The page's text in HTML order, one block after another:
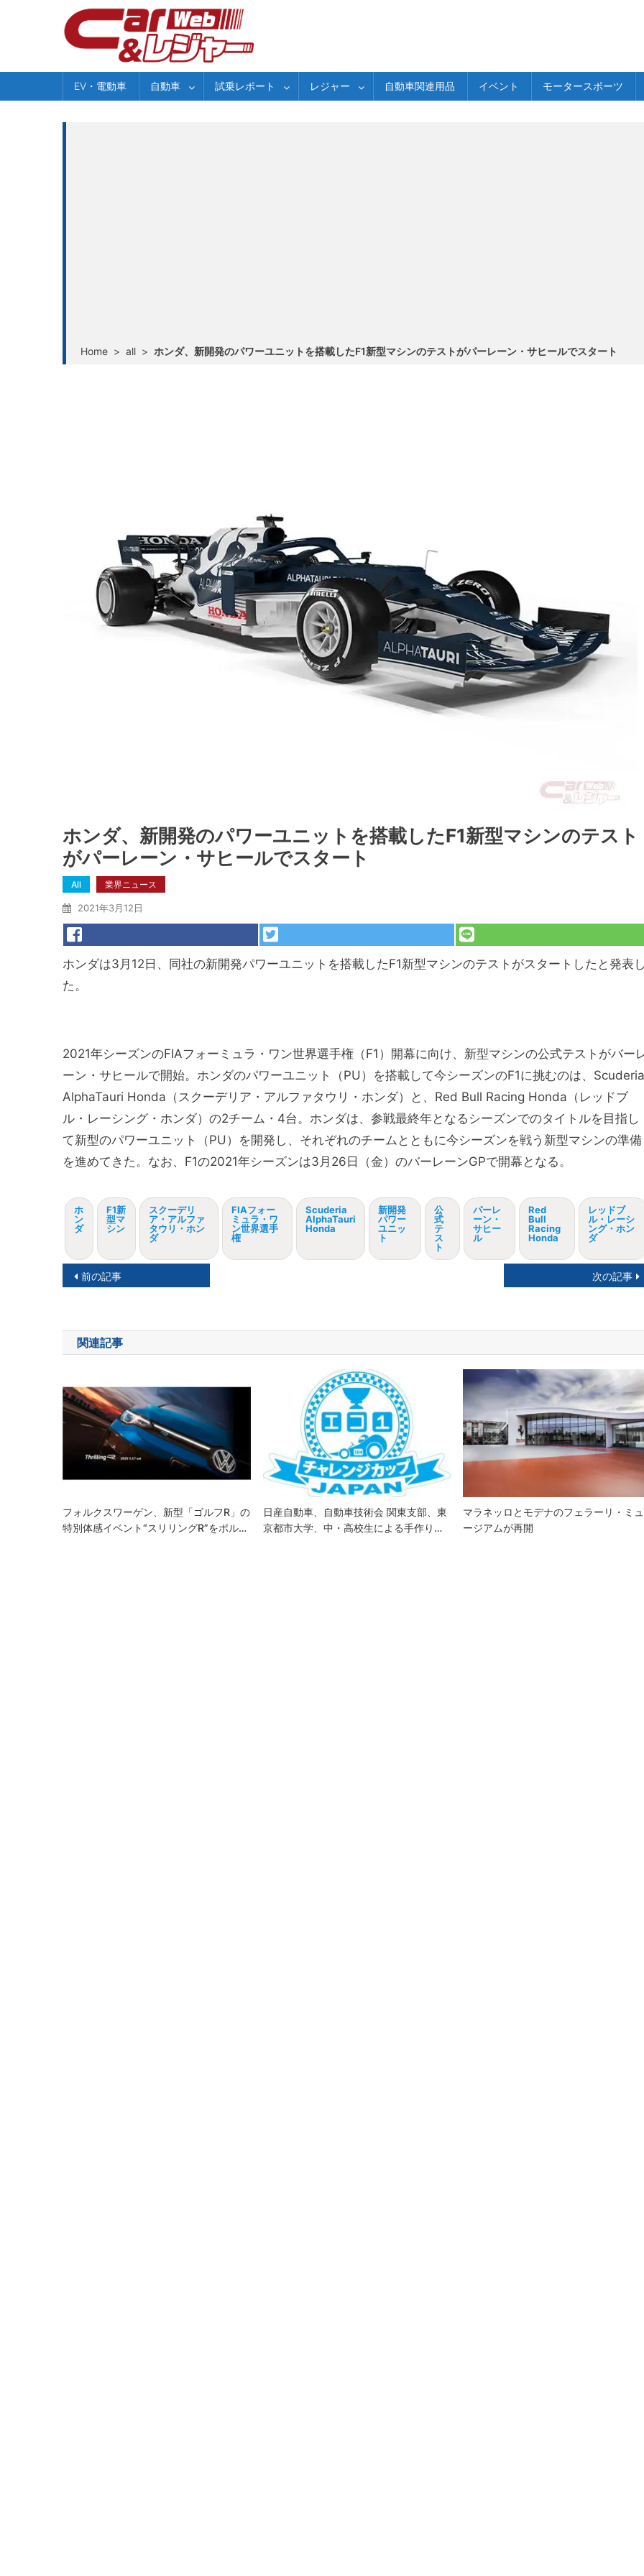
EV・電動車 自動車 試乗レポート レジャー 自動車関連用品 イベント モータースポーツ
Home > all > ホンダ、新開発のパワーユニットを搭載したF1新型マシンのテストがパーレーン・サヒールでスタート
ホンダ、新開発のパワーユニットを搭載したF1新型マシンのテスト
がパーレーン・サヒールでスタート
All 業界ニュース
2021年3月12日
ホンダは3月12日、同社の新開発パワーユニットを搭載したF1新型マシンのテストがスタートしたと発表
た。
2021年シーズンのFIAフォーミュラ・ワン世界選手権（F1）開幕に向け、新型マシンの公式テストがバー
ーン・サヒールで開始。ホンダのパワーユニット（PU）を搭載して今シーズンのF1に挑むのは、Scuderia
AlphaTauri Honda（スクーデリア・アルファタウリ・ホンダ）と、Red Bull Racing Honda（レッドブ
ル・レーシング・ホンダ）の2チーム・4台。ホンダは、参戦最終年となるシーズンでのタイトルを目指し
て新型のパワーユニット（PU）を開発し、それぞれのチームとともに今シーズンを戦う新型マシンの準備
を進めてきた。なお、F1の2021年シーズンは3月26日（金）のバーレーンGPで開幕となる。
ホ
ン
ダ
F1新
型マ
シン
スクーデリ
ア・アルファ
タウリ・ホン
ダ
FIAフォー
ミュラ・ワ
ン世界選手
権
Scuderia
AlphaTauri
Honda
新開発
パワー
ユニッ
ト
公
式
テ
ス
ト
パーレ
ーン・
サヒー
ル
Red
Bull
Racing
Honda
レッドブ
ル・レーシ
ング・ホン
ダ
投
ナ
ビ
ゲ
ー
ョ
前の記事 次の記事
関連記事
フォルクスワーゲン、新型「ゴルフR」の
特別体感イベント“スリリングR”をポル…
日産自動車、自動車技術会 関東支部、東
京都市大学、中・高校生による手作り…
マラネッロとモデナのフェラーリ・ミュ
ージアムが再開